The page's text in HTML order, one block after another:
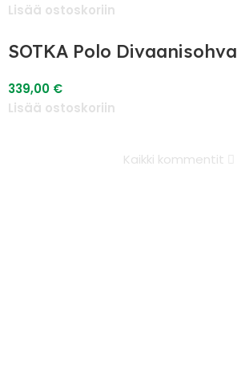
Lisää ostoskoriin
SOTKA Polo Divaanisohva
339,00 €
Lisää ostoskoriin
Kaikki kommentit